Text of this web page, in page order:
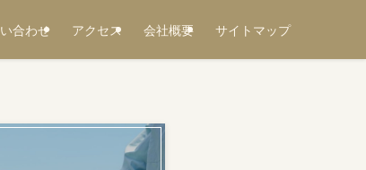
合わせ アクセス 会社概要 サイトマップ